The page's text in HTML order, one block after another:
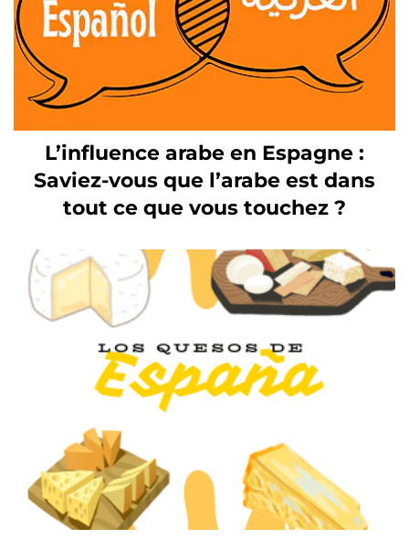
L’influence arabe en Espagne :
Saviez-vous que l’arabe est dans
tout ce que vous touchez ?